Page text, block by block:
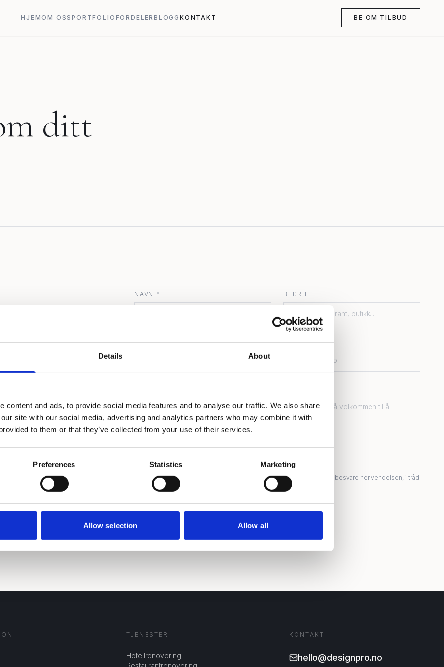
Details About
content and ads, to provide social media features and to analyse our traffic. We also share
site with our social media, advertising and analytics partners who may combine it with
to them or that they’ve collected from your use of their services.
Preferences Statistics Marketing
Allow selection Allow all
HJEMOM OSSPORTFOLIO FORDELER BLOGG KONTAKT BE OM TILBUD
ditt
eller befaring.
og budsjett.
NAVN * BEDRIFT
TELEFON * E-POST *
Jeg godkjenner at DesignPro lagrer mine kontaktopplysninger for å besvare henvendelsen, i tråd
med personvernerklæringen
TJENESTER
Hotellrenovering
Restaurantrenovering
KONTAKT
hello@designpro.no